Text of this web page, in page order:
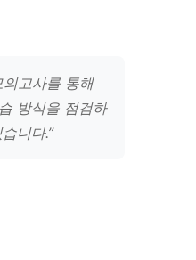
고사를 통해
방식을 점검하
니다.”